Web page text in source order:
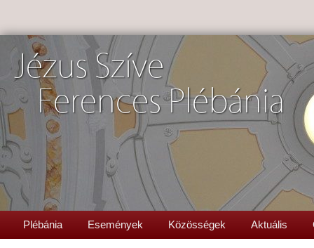
Jézus Szíve
Ferences Plébánia
Plébánia Események Közösségek Aktuális